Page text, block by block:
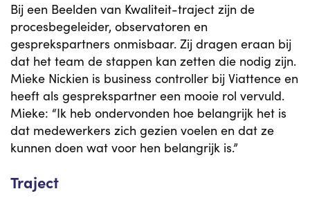
Bij een Beelden van Kwaliteit-traject zijn de
procesbegeleider, observatoren en
gesprekspartners onmisbaar. Zij dragen eraan bij
dat het team de stappen kan zetten die nodig zijn.
Mieke Nickien is business controller bij Viattence en
heeft als gesprekspartner een mooie rol vervuld.
Mieke: “Ik heb ondervonden hoe belangrijk het is
dat medewerkers zich gezien voelen en dat ze
kunnen doen wat voor hen belangrijk is.”
Traject